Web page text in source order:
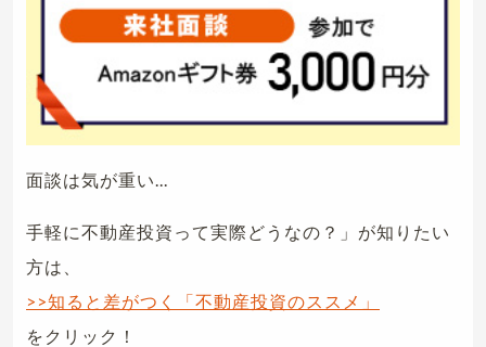
面談は気が重い...
手軽に不動産投資って実際どうなの？」が知りたい
方は、
>>知ると差がつく「不動産投資のススメ」
をクリック！